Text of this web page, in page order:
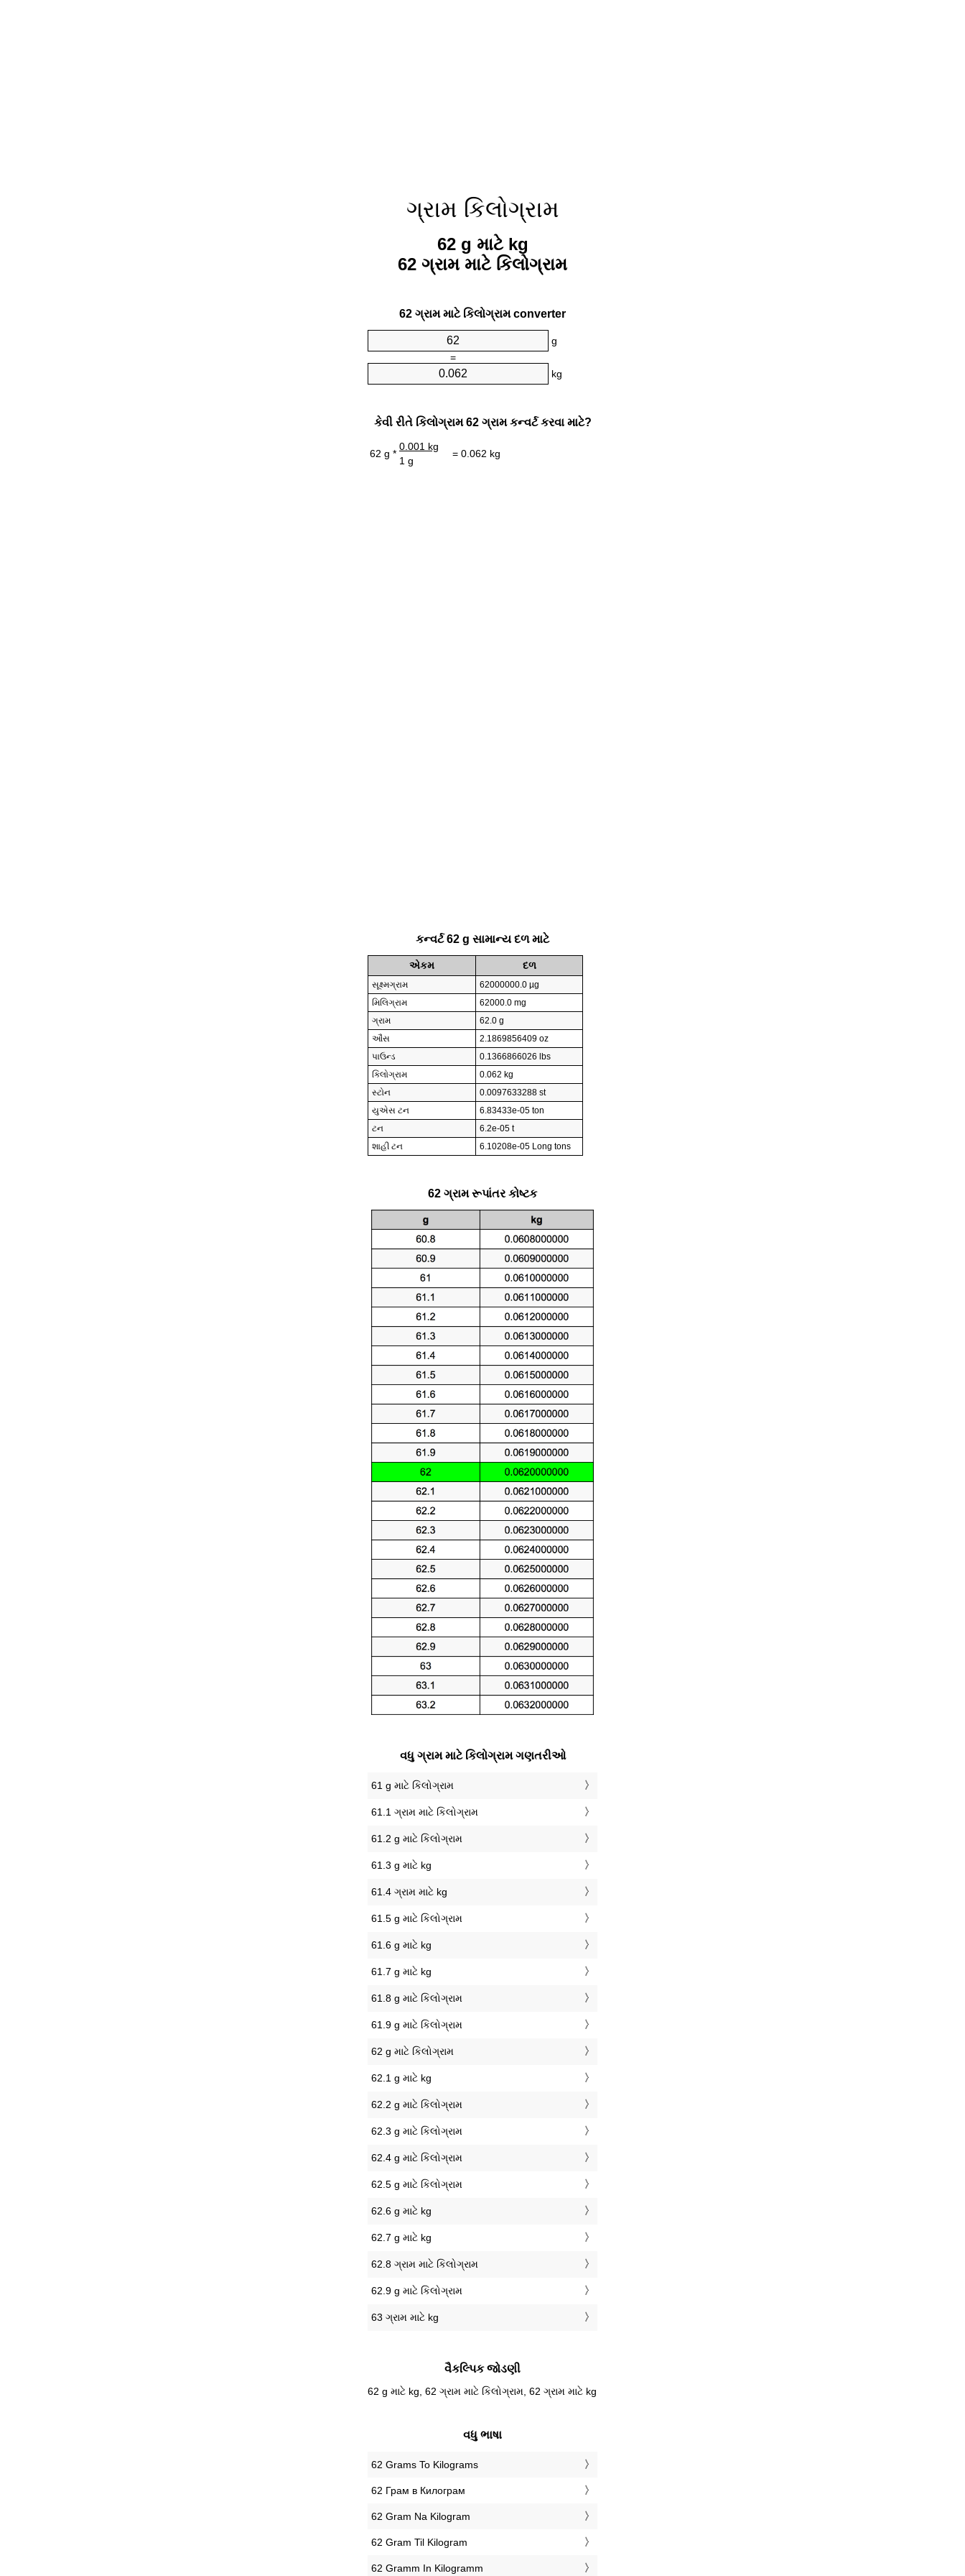
ગ્રામ કિલોગ્રામ
62 g માટે kg
62 ગ્રામ માટે કિલોગ્રામ
62 ગ્રામ માટે કિલોગ્રામ converter
g
=
kg
કેવી રીતે કિલોગ્રામ 62 ગ્રામ કન્વર્ટ કરવા માટે?
62 g *
0.001 kg
= 0.062 kg
1 g
કન્વર્ટ 62 g સામાન્ય દળ માટે
એકમ દળ
સૂક્ષ્મગ્રામ
62000000.0 µg
મિલિગ્રામ
62000.0 mg
ગ્રામ
62.0 g
ઔંસ
2.1869856409 oz
પાઉન્ડ
0.1366866026 lbs
કિલોગ્રામ
0.062 kg
સ્ટોન
0.0097633288 st
યુએસ ટન
6.83433e-05 ton
ટન
6.2e-05 t
શાહી ટન
6.10208e-05 Long tons
62 ગ્રામ રૂપાંતર કોષ્ટક
વધુ ગ્રામ માટે કિલોગ્રામ ગણતરીઓ
61 g માટે કિલોગ્રામ
61.1 ગ્રામ માટે કિલોગ્રામ
61.2 g માટે કિલોગ્રામ
61.3 g માટે kg
61.4 ગ્રામ માટે kg
61.5 g માટે કિલોગ્રામ
61.6 g માટે kg
61.7 g માટે kg
61.8 g માટે કિલોગ્રામ
61.9 g માટે કિલોગ્રામ
62 g માટે કિલોગ્રામ
62.1 g માટે kg
62.2 g માટે કિલોગ્રામ
62.3 g માટે કિલોગ્રામ
62.4 g માટે કિલોગ્રામ
62.5 g માટે કિલોગ્રામ
62.6 g માટે kg
62.7 g માટે kg
62.8 ગ્રામ માટે કિલોગ્રામ
62.9 g માટે કિલોગ્રામ
63 ગ્રામ માટે kg
વૈકલ્પિક જોડણી
62 g માટે kg, 62 ગ્રામ માટે કિલોગ્રામ, 62 ગ્રામ માટે kg
વધુ ભાષા
‎62 Grams To Kilograms
‎62 Грам в Килограм
‎62 Gram Na Kilogram
‎62 Gram Til Kilogram
‎62 Gramm In Kilogramm